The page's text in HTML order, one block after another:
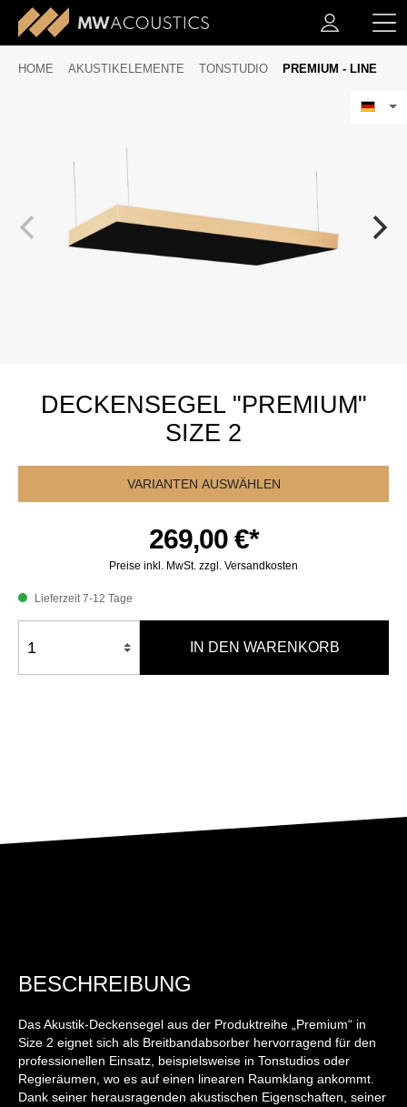
HOME AKUSTIKELEMENTE TONSTUDIO PREMIUM - LINE
DECKENSEGEL "PREMIUM"
SIZE 2
VARIANTEN AUSWÄHLEN
269,00 €*
Preise inkl. MwSt. zzgl. Versandkosten
Lieferzeit 7-12 Tage
IN DEN WARENKORB
BESCHREIBUNG
Das Akustik-Deckensegel aus der Produktreihe „Premium“ in
Size 2 eignet sich als Breitbandabsorber hervorragend für den
professionellen Einsatz, beispielsweise in Tonstudios oder
Regieräumen, wo es auf einen linearen Raumklang ankommt.
Dank seiner herausragenden akustischen Eigenschaften, seiner